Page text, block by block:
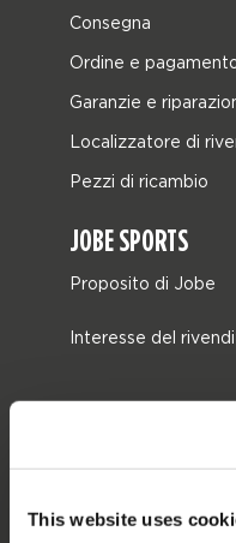
This website uses
Consegna
Ordine e
Garanzie e
Localizzatore di
Pezzi di ricambio
JOBE SPORTS
Proposito di Jobe
Interesse del